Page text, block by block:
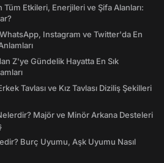
Tüm Etkileri, Enerjileri ve Şifa Alanları:
Instagram ve Twitter'da En
Z'ye Gündelik Hayatta En Sık
Tavlası ve Kız Tavlası Diziliş Şekilleri
Majör ve Minör Arkana Desteleri
Burç Uyumu, Aşk Uyumu Nasıl